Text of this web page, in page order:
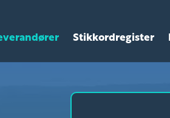
Stikkordregister